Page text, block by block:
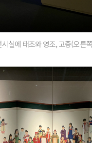
실에 태조와 영조, 고종(오른